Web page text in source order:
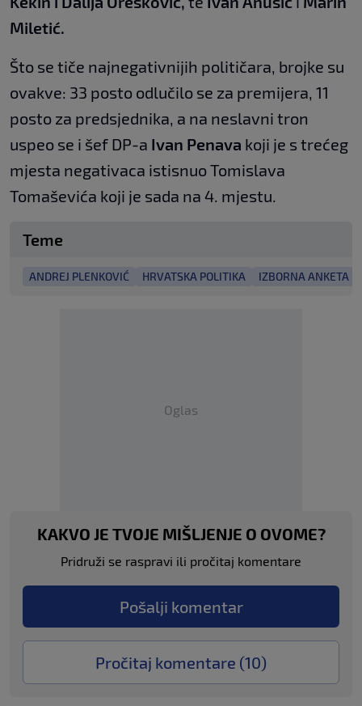
Miletić.
Što se tiče najnegativnijih političara, brojke su
ovakve: 33 posto odlučilo se za premijera, 11
posto za predsjednika, a na neslavni tron
uspeo se i šef DP-a Ivan Penava koji je s trećeg
mjesta negativaca istisnuo Tomislava
Tomaševića koji je sada na 4. mjestu.
Teme
ANDREJ PLENKOVIĆ HRVATSKA POLITIKA IZBORNA ANKETA
Oglas
KAKVO JE TVOJE MIŠLJENJE O OVOME?
Pridruži se raspravi ili pročitaj komentare
Pošalji komentar
Pročitaj komentare (10)